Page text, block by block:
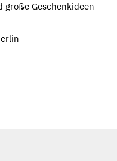
große Geschenkideen